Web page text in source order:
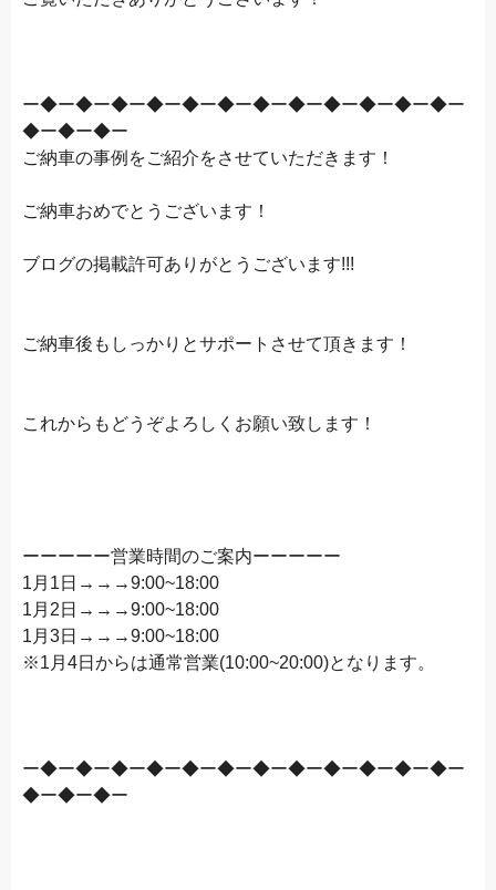
ー◆ー◆ー◆ー◆ー◆ー◆ー◆ー◆ー◆ー◆ー◆ー◆ー
◆ー◆ー◆ー
ご納車の事例をご紹介をさせていただきます！
ご納車おめでとうございます！
ブログの掲載許可ありがとうございます!!!
ご納車後もしっかりとサポートさせて頂きます！
これからもどうぞよろしくお願い致します！
ーーーーー営業時間のご案内ーーーーー
1月1日→→→9:00~18:00
1月2日→→→9:00~18:00
1月3日→→→9:00~18:00
※1月4日からは通常営業(10:00~20:00)となります。
ー◆ー◆ー◆ー◆ー◆ー◆ー◆ー◆ー◆ー◆ー◆ー◆ー
◆ー◆ー◆ー